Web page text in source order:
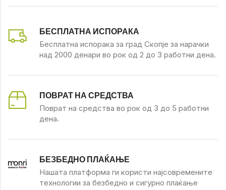
БЕСПЛАТНА ИСПОРАКА
Бесплатна испорака за град Скопје за нарачки
над 2000 денари во рок од 2 до 3 работни дена.
ПОВРАТ НА СРЕДСТВА
Поврат на средства во рок од 3 до 5 работни
дена.
БЕЗБЕДНО ПЛАЌАЊЕ
Нашата платформа ги користи најсовремените
технологии за безбедно и сигурно плаќање